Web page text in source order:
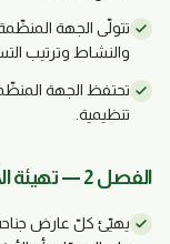
تتولّى الجهة
والنشاط وترتيب
تحتفظ الجهة
تنظيمية.
الفصل 2 — تهيئة الأجنحة وتركيبها
يهيّئ كلّ عارض